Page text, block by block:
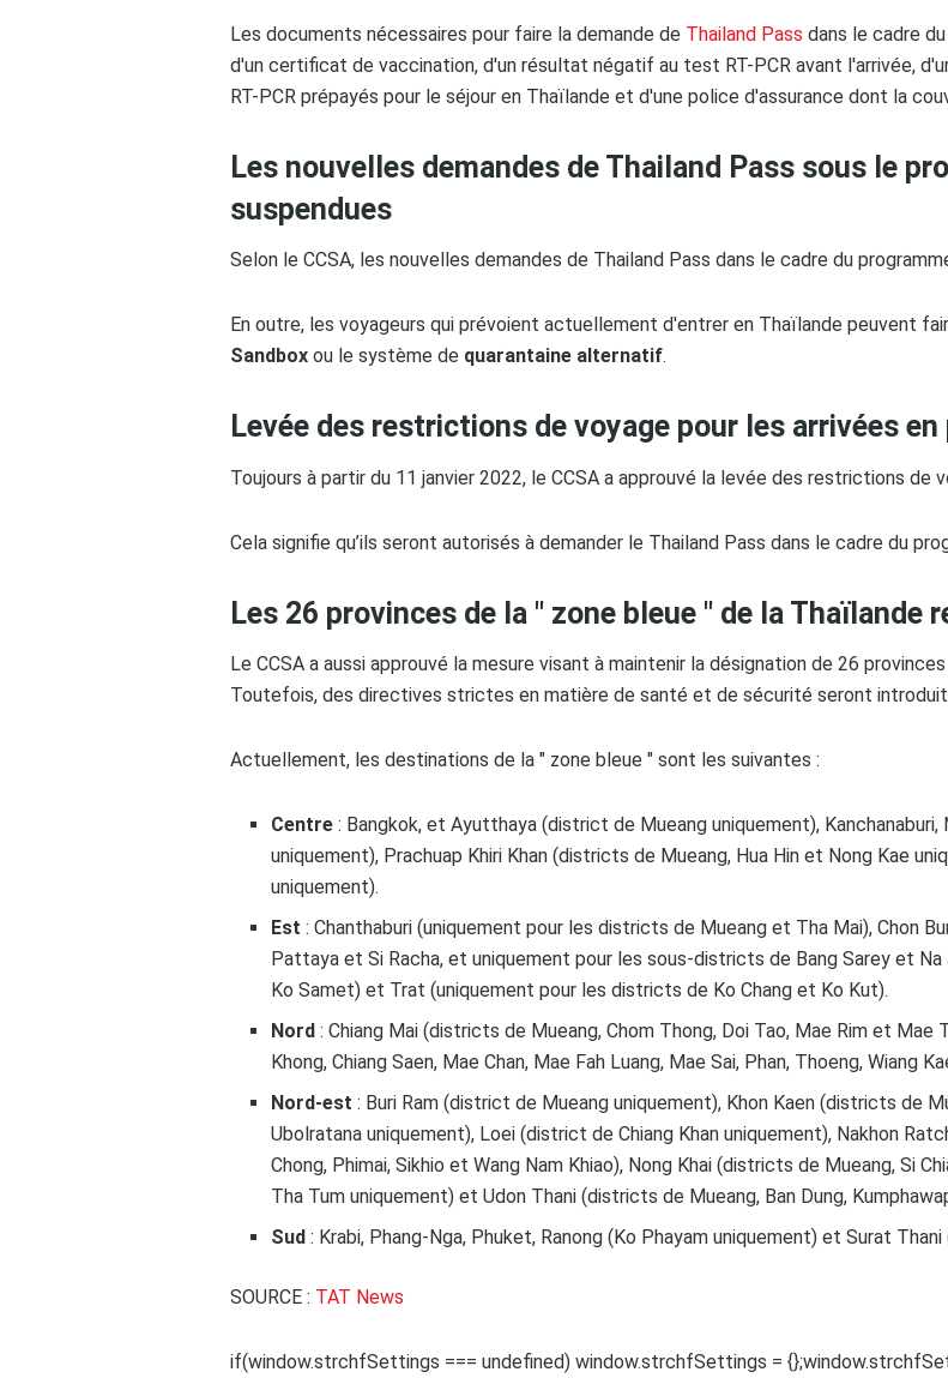
Les documents nécessaires pour faire la demande de Thailand Pass dans le cadre
d'un certificat de vaccination, d'un résultat négatif au test RT-PCR avant l'arrivée,
RT-PCR prépayés pour le séjour en Thaïlande et d'une police d'assurance dont la
Les nouvelles demandes de Thailand Pass sous le
suspendues
Selon le CCSA, les nouvelles demandes de Thailand Pass dans le cadre du
En outre, les voyageurs qui prévoient actuellement d'entrer en Thaïlande peuvent
Sandbox ou le système de quarantaine alternatif.
Levée des restrictions de voyage pour les arrivées
Toujours à partir du 11 janvier 2022, le CCSA a approuvé la levée des restrictions
Cela signifie qu’ils seront autorisés à demander le Thailand Pass dans le cadre du
Les 26 provinces de la " zone bleue " de la Thaïlande
Le CCSA a aussi approuvé la mesure visant à maintenir la désignation de 26
Toutefois, des directives strictes en matière de santé et de sécurité seront
Actuellement, les destinations de la " zone bleue " sont les suivantes :
Centre : Bangkok, et Ayutthaya (district de Mueang uniquement),
uniquement), Prachuap Khiri Khan (districts de Mueang, Hua Hin et Nong Kae
uniquement).
Est: Chanthaburi (uniquement pour les districts de Mueang et Tha Mai), Chon
Pattaya et Si Racha, et uniquement pour les sous-districts de Bang Sarey et
Ko Samet) et Trat (uniquement pour les districts de Ko Chang et Ko Kut).
Nord: Chiang Mai (districts de Mueang, Chom Thong, Doi Tao, Mae Rim et
Khong, Chiang Saen, Mae Chan, Mae Fah Luang, Mae Sai, Phan, Thoeng, Wiang
Nord-est : Buri Ram (district de Mueang uniquement), Khon Kaen (districts de
Ubolratana uniquement), Loei (district de Chiang Khan uniquement), Nakhon
Chong, Phimai, Sikhio et Wang Nam Khiao), Nong Khai (districts de Mueang, Si
Tha Tum uniquement) et Udon Thani (districts de Mueang, Ban Dung,
Sud : Krabi, Phang-Nga, Phuket, Ranong (Ko Phayam uniquement) et Surat
SOURCE : TAT News
if(window.strchfSettings === undefined) window.strchfSettings =